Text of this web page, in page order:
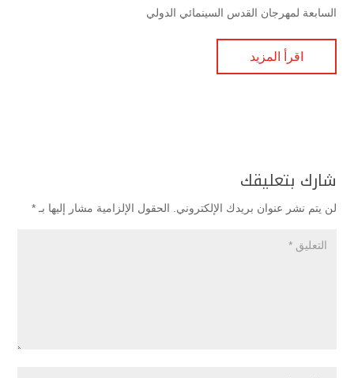
السابعة لمهرجان القدس السينمائي الدولي
اقرأ المزيد
شارك بتعليقك
لن يتم نشر عنوان بريدك الإلكتروني. الحقول الإلزامية مشار إليها بـ *